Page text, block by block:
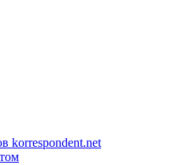
korrespondent.net